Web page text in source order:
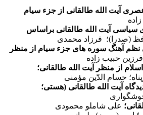
آیت ‏الله طالقانی از جزء سی‏ام
سیاسی آیت ‏الله طالقانی براساس
(صدرا)؛ فرزاد محمدی
نظم ­آهنگ سوره­ های جزء سی­ام از منظر
فرزین حبیب ­زاده
از منظر آیت­ الله طالقانی؛
حسام ­الدّین مؤمنی
آیت ‏الله طالقانی (هستی؛
علی شاملو محمودی